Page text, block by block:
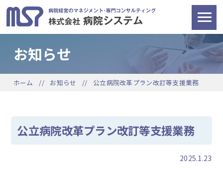
お知らせ
ホーム お知らせ 公立病院改革プラン改訂等支援業務
公立病院改革プラン改訂等支援業務
2025.1.23